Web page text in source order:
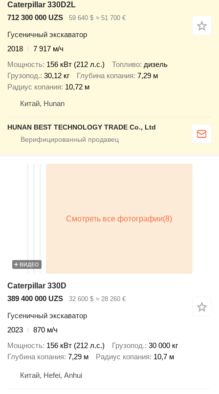
Caterpillar 330D2L
712 300 000 UZS
59 640 $ ≈ 51 700 €
Гусеничный экскаватор
2018
7 917 м/ч
Мощность 156 кВт (212 л.с.) Топливо дизель
Грузопод. 30,12 кг Глубина копания 7,29 м
Радиус копания 10,72 м
Китай, Hunan
HUNAN BEST TECHNOLOGY TRADE Co., Ltd
ВИДЕО
Caterpillar 330D
389 400 000 UZS
32 600 $ ≈ 28 260 €
Гусеничный экскаватор
2023
870 м/ч
Мощность 156 кВт (212 л.с.) Грузопод. 30 000 кг
Глубина копания 7,29 м Радиус копания 10,7 м
Китай, Hefei, Anhui